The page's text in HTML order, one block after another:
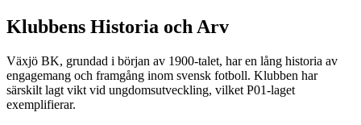
Klubbens Historia och Arv
Växjö BK, grundad i början av 1900-talet, har en lång historia av
engagemang och framgång inom svensk fotboll. Klubben har
särskilt lagt vikt vid ungdomsutveckling, vilket P01-laget
exemplifierar.